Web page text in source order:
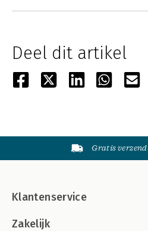
Deel dit artikel
Gratis
Klantenservice
Zakelijk